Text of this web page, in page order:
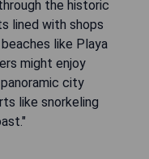
the historic
lined with shops
like Playa
might enjoy
city
like snorkeling